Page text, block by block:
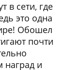
в сети, где
это одна
Обошел
почти
наград и